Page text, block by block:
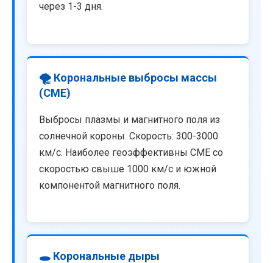
через 1-3 дня.
🌪️ Корональные выбросы массы
(CME)
Выбросы плазмы и магнитного поля из
солнечной короны. Скорость: 300-3000
км/с. Наиболее геоэффективны CME со
скоростью свыше 1000 км/с и южной
компонентой магнитного поля.
🕳️ Корональные дыры